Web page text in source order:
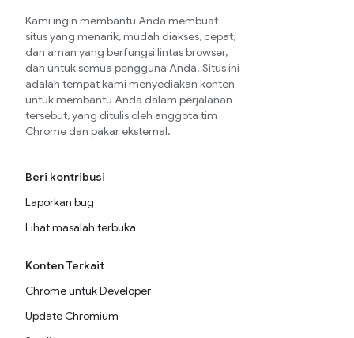
Kami ingin membantu Anda membuat
situs yang menarik, mudah diakses, cepat,
dan aman yang berfungsi lintas browser,
dan untuk semua pengguna Anda. Situs ini
adalah tempat kami menyediakan konten
untuk membantu Anda dalam perjalanan
tersebut, yang ditulis oleh anggota tim
Chrome dan pakar eksternal.
Beri kontribusi
Laporkan bug
Lihat masalah terbuka
Konten Terkait
Chrome untuk Developer
Update Chromium